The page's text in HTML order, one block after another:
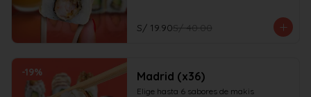
S/ 19.90S/ 40.00
-19% Madrid (x36)
Elige hasta 6 sabores de makis